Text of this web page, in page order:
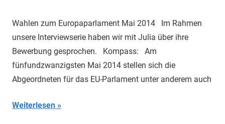
Wahlen zum Europaparlament Mai 2014 Im Rahmen
unsere Interviewserie haben wir mit Julia über ihre
Bewerbung gesprochen. Kompass: Am
fünfundzwanzigsten Mai 2014 stellen sich die
Abgeordneten für das EU-Parlament unter anderem auch
Weiterlesen